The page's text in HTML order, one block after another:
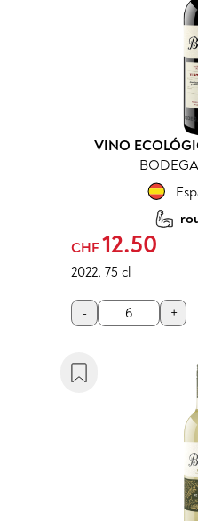
VINO
CHF 12.50
2022, 75 cl
- +